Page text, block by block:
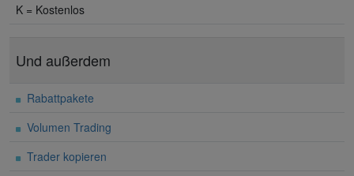
K = Kostenlos
Und außerdem
Rabattpakete
Volumen Trading
Trader kopieren